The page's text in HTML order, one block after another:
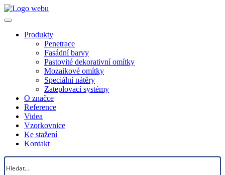
Produkty
Penetrace
Fasádní barvy
Pastovité dekorativní omítky
Mozaikové omítky
Speciální nátěry
Zateplovací systémy
O značce
Reference
Videa
Vzorkovnice
Ke stažení
Kontakt